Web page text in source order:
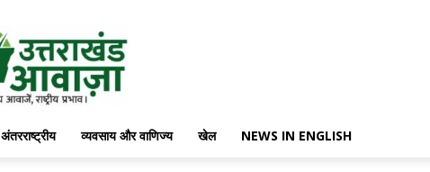
आवाज़
अंतरराष्ट्रीय व्यवसाय और वाणिज्य खेल NEWS IN ENGLISH